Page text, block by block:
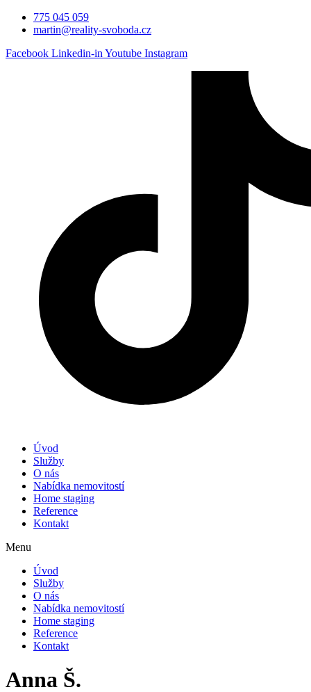
775 045 059
martin@reality-svoboda.cz
Facebook Linkedin-in Youtube Instagram
Úvod
Služby
O nás
Nabídka nemovitostí
Home staging
Reference
Kontakt
Menu
Úvod
Služby
O nás
Nabídka nemovitostí
Home staging
Reference
Kontakt
Anna Š.